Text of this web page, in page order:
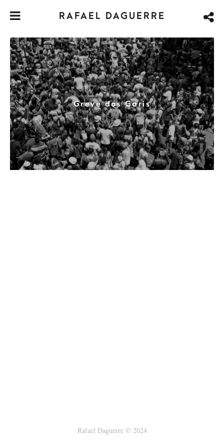
RAFAEL DAGUERRE
Greve dos Garis
Rafael Daguerre © 2024